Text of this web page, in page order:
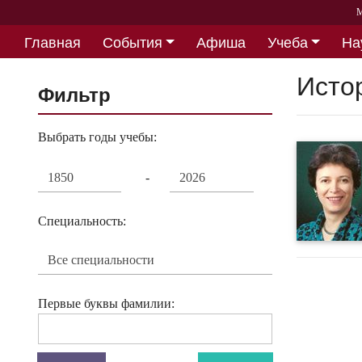
Главная События Афиша Учеба
Фильтр
Выбрать годы учебы:
-
Специальность:
Первые буквы фамилии: